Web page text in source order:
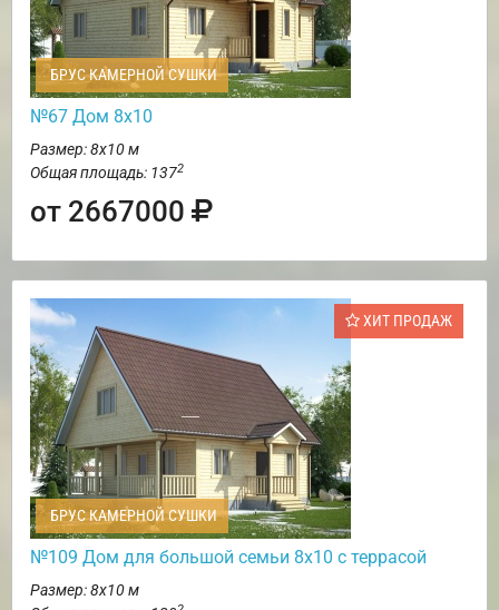
БРУС КАМЕРНОЙ СУШКИ
№67 Дом 8х10
Размер: 8х10 м
Общая площадь: 1372
от 2667000
ХИТ ПРОДАЖ
БРУС КАМЕРНОЙ СУШКИ
№109 Дом для большой семьи 8х10 с террасой
Размер: 8х10 м